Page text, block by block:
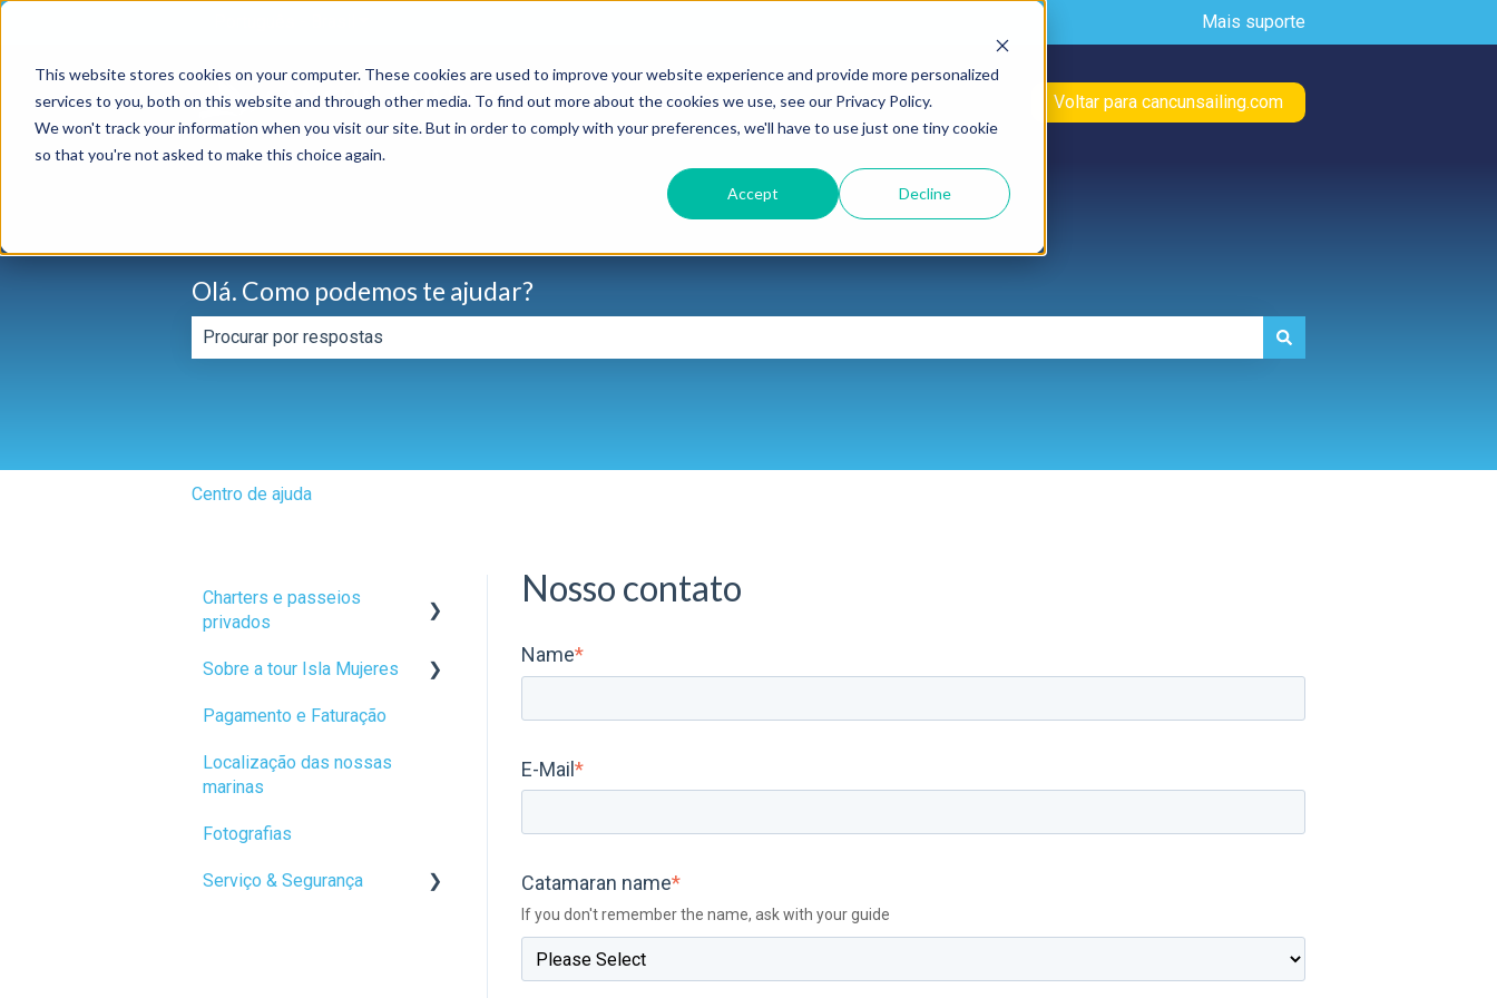
This website stores cookies on your computer. These cookies are used to improve your website experience and provide more personalized
services to you, both on this website and through other media. To find out more about the cookies we use, see our Privacy Policy.
We won't track your information when you visit our site. But in order to comply with your preferences, we'll have to use just one tiny cookie
so that you're not asked to make this choice again.
Accept Decline
Mais suporte
Voltar para cancunsailing.com
Olá. Como podemos te ajudar?
Centro de ajuda
Nosso contato
Name*
E-Mail *
Catamaran name*
If you don't remember the name, ask with your guide
Charters e passeios
privados
Serviço de alimentação
Open bar
Clubes de praia
privado
Sobre a tour Isla Mujeres
Clube de praia
Instalações
Pagamento e Faturação
Localização das nossas
marinas
Fotografias
Serviço & Segurança